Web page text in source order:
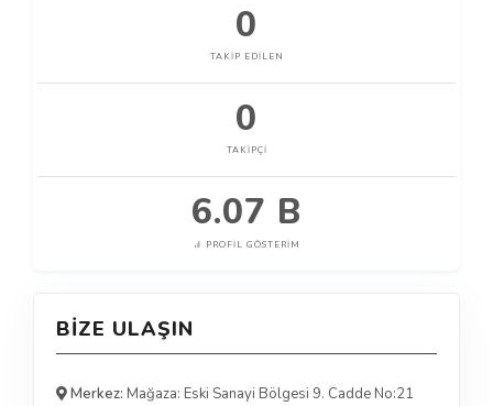
0
TAKIP EDILEN
0
TAKIPÇI
6.07 B
PROFIL GÖSTERIM
BIZE ULAŞIN
Merkez: Mağaza: Eski Sanayi Bölgesi 9. Cadde No:21